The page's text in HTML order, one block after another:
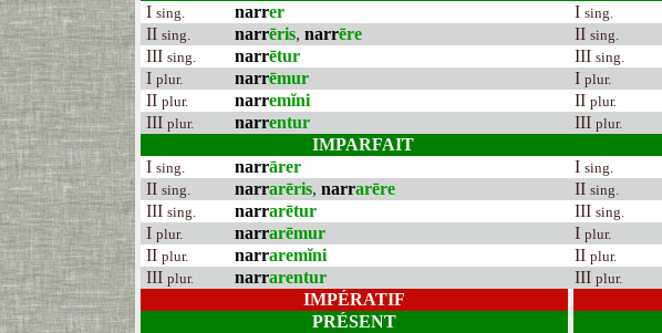
I sing. narrer
II sing. narrēris, narrēre
III sing. narrētur
I plur. narrēmur
II plur. narremĭni
III plur. narrentur
IMPARFAIT
I sing. narrārer
II sing. narrarēris, narrarēre
III sing. narrarētur
I plur. narrarēmur
II plur. narraremĭni
III plur. narrarentur
I sing.
II sing.
III sing.
I plur.
II plur.
III plur.
I sing.
II sing.
III sing.
I plur.
II plur.
III plur.
IMPÉRATIF
PRÉSENT